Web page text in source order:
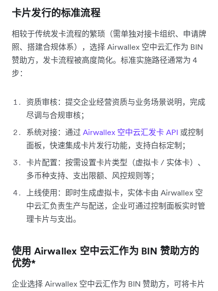
卡片发行的标准流程
相较于传统发卡流程的繁琐（需单独对接卡组织、申请牌
照、搭建合规体系），选择 Airwallex 空中云汇作为 BIN
赞助方，发卡流程被高度简化。标准实施路径通常为 4
步：
资质审核：提交企业经营资质与业务场景说明，完成
尽调与合规审核；
系统对接：通过 Airwallex 空中云汇发卡 API 或控制
面板，快速集成卡片发行功能，支持白标定制；​
卡片配置：按需设置卡片类型（虚拟卡 / 实体卡）、
多币种支持、支出限额、风控规则等；​
上线使用：即时生成虚拟卡，实体卡由 Airwallex 空
中云汇负责生产与配送，企业可通过控制面板实时管
理卡片与支出。
使用 Airwallex 空中云汇作为 BIN 赞助方的
优势*
企业选择 Airwallex 空中云汇作为 BIN 赞助方，可将卡片